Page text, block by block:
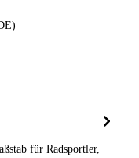
für Radsportler,